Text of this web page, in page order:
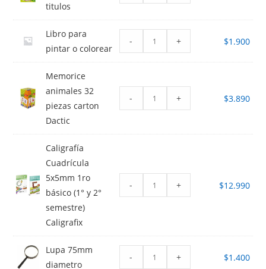
titulos
Libro para
pintar o colorear
- + $1.900
Memorice
animales 32
piezas carton
Dactic
- + $3.890
Caligrafía
Cuadrícula
5x5mm 1ro
básico (1° y 2°
semestre)
Caligrafix
- + $12.990
Lupa 75mm
diametro
- + $1.400